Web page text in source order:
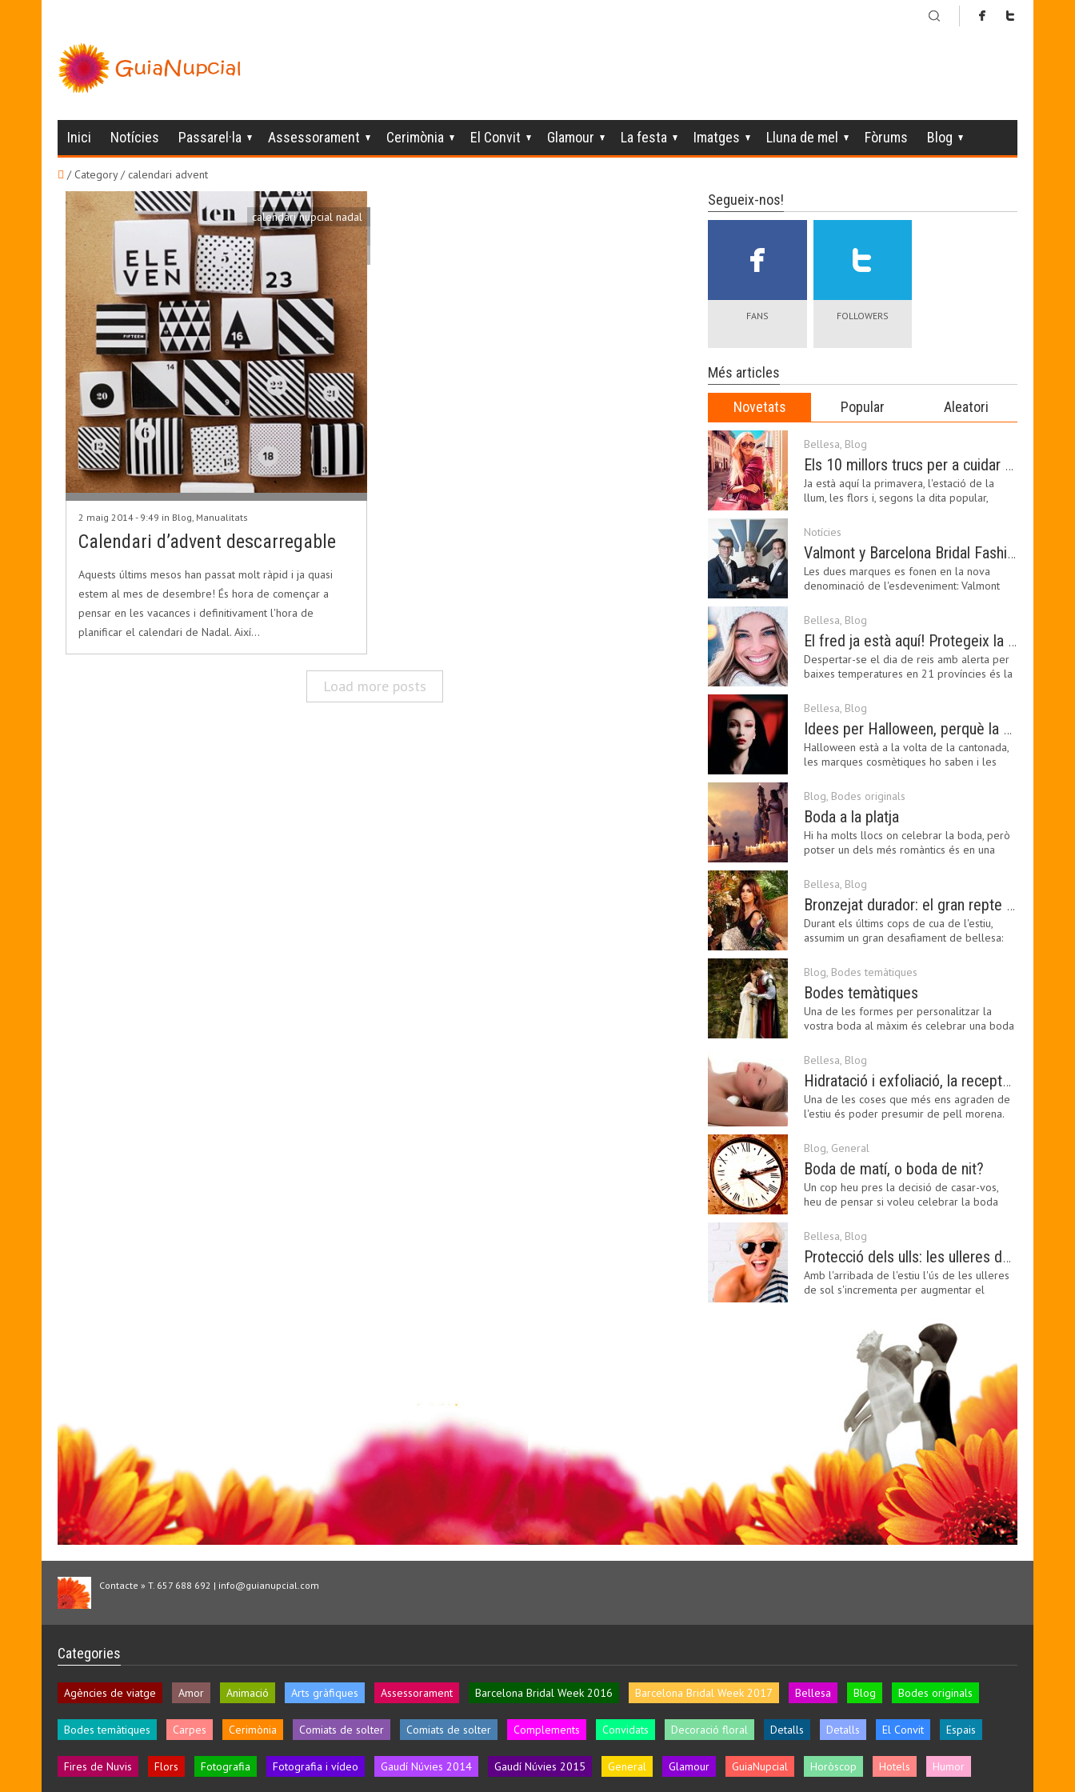
Inici Notícies Passarel·la Assessorament Cerimònia El Convit Glamour La festa Imatges Lluna de mel Fòrums Blog
/ Category / calendari advent
calendari nupcial nadal
2 maig 2014 - 9:49 in Blog Manualitats
Calendari d’advent descarregable
Aquests últims mesos han passat molt ràpid i ja quasi
estem al mes de desembre! És hora de començar a
pensar en les vacances i definitivament l'hora de
planificar el calendari de Nadal. Així…
Load more posts
Segueix-nos!
FANS FOLLOWERS
Més articles
Novetats Popular Aleatori
Bellesa, Blog
Els 10 millors trucs per a cuidar de la pell a la primavera
Ja està aquí la primavera, l'estació de la
llum, les flors i, segons la dita popular,
Notícies
Valmont y Barcelona Bridal Fashion Week s’uneixen per donar impuls a la creativitat, la innovació i el disseny de la moda nupcial
Les dues marques es fonen en la nova
denominació de l'esdeveniment: Valmont
Bellesa, Blog
El fred ja està aquí! Protegeix la teva pell amb els nostres consells i propostes
Despertar-se el dia de reis amb alerta per
baixes temperatures en 21 províncies és la
Bellesa, Blog
Idees per Halloween, perquè la bellesa pot ser terrorífica
Halloween està a la volta de la cantonada,
les marques cosmètiques ho saben i les
Blog, Bodes originals
Boda a la platja
Hi ha molts llocs on celebrar la boda, però
potser un dels més romàntics és en una
Bellesa, Blog
Bronzejat durador: el gran repte beauty del final de l’estiu
Durant els últims cops de cua de l'estiu,
assumim un gran desafiament de bellesa:
Blog, Bodes temàtiques
Bodes temàtiques
Una de les formes per personalitzar la
vostra boda al màxim és celebrar una boda
Bellesa, Blog
Hidratació i exfoliació, la recepta per mantenir el bronzejat
Una de les coses que més ens agraden de
l'estiu és poder presumir de pell morena.
Blog, General
Boda de matí, o boda de nit?
Un cop heu pres la decisió de casar-vos,
heu de pensar si voleu celebrar la boda
Bellesa, Blog
Protecció dels ulls: les ulleres de sol, imprescindibles en una boda estiuenca
Amb l'arribada de l'estiu l'ús de les ulleres
de sol s'incrementa per augmentar el
Contacte » T. 657 688 692 | info@guianupcial.com
Categories
Agències de viatge Amor Animació Arts gràfiques Assessorament Barcelona Bridal Week 2016 Barcelona Bridal Week 2017 Bellesa Blog Bodes originals
Bodes temàtiques Carpes Cerimònia Comiats de solter Comiats de solter Complements Convidats Decoració floral Detalls Detalls El Convit Espais
Fires de Nuvis Flors Fotografia Fotografia i vídeo Gaudí Núvies 2014 Gaudí Núvies 2015 General Glamour GuiaNupcial Horòscop Hotels Humor